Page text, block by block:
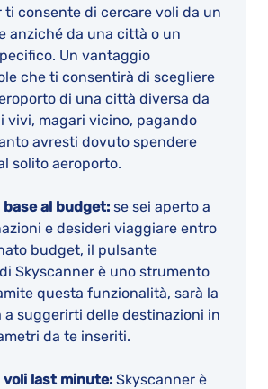
ti consente di cercare voli da un
anziché da una città o un
Un vantaggio
che ti consentirà di scegliere
di una città diversa da
vivi, magari vicino, pagando
avresti dovuto spendere
solito aeroporto.
base al budget: se sei aperto a
e desideri viaggiare entro
budget, il pulsante
Skyscanner è uno strumento
questa funzionalità, sarà la
a suggerirti delle destinazioni in
da te inseriti.
voli last minute: Skyscanner è